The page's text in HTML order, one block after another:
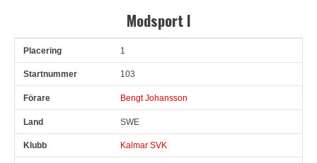
Modsport I
Pl Snr 1
103
Bengt Johansson
SWE
Kalmar SVK